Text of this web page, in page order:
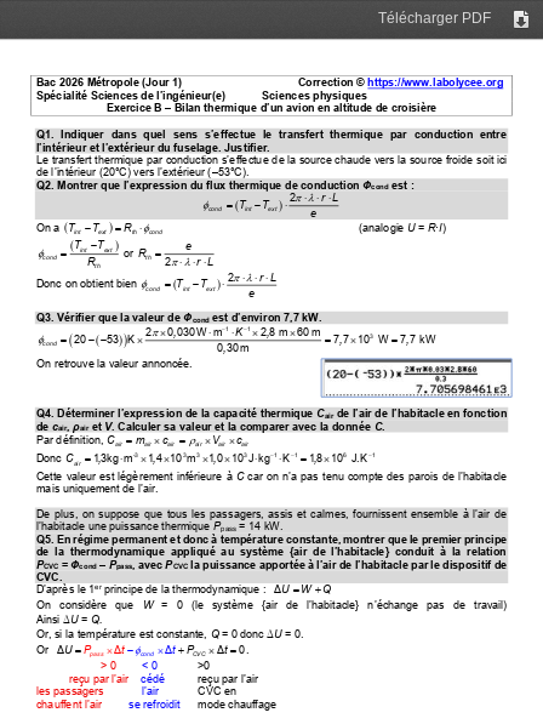
Télécharger PDF
Bac 2026 Métropole (Jour 1) Correction © https://www.labolycee.org
Spécialité Sciences de l’ingénieur(e)
Sciences physiques
Exercice B – Bilan thermique d’un avion en altitude de croisière
Q1.  Indiquer  dans  quel  sens  s’effectue  le  transfert  thermique  par  conduction  entre
l’intérieur et l’extérieur du fuselage. Justifier.
Le transfert thermique par conduction s’effectue de la source chaude vers la source froide soit ici
de l’intérieur (20°C) vers l’extérieur (–53°C).
Q2. Montrer que l’expression du flux thermique de conduction Фcond est :
( ) 2
cond int ext
rL
TT
e


   
=    −    
On a ( )
int ext th cond
T T R 
=    (analogie U = R· I)
( )
int
ext
cond
th
TT
R

−
or
2
th
e
R
rL

   
Donc on obtient bien ( ) 2
cond int ext
rL
TT
e


   
=    −    
Q3. Vérifier que la valeur de Фcond est d’environ 7,7 kW.
( )
( )
11
3
2 0 030W  m 2 8 m   60 m
20 53   K 7 7   10   W    7 7 kW
0 30m
cond
, K ,
,,
,


−−
        
=   − −  =   
On retrouve la valeur annoncée.
Q4. Déterminer l’expression de la capacité thermique Cair de l’air de l’habitacle en fonction
de cair, ρair et V. Calculer sa valeur et la comparer avec la donnée C.
Par définition, 
=       =      
air air air air air air
C m c V
c
Donc
-3 3 3 3 1 1 6 1
1 3kg  m 1 4   10 m 1 0   10  J  kg K 1 8   10   J.K
air
C , , , ,
− − −
=           
       =   
Cette valeur est légèrement inférieure à C car on n’a pas tenu compte des parois de l’habitacle
mais uniquement de l’air.
De plus, on suppose que tous les passagers, assis et calmes, fournissent ensemble à l’air de
l’habitacle une puissance thermique Ppass = 14 kW.
Q5. En régime permanent et donc à température constante, montrer que le premier principe
de  la  thermodynamique  appliqué  au  système  {air  de  l’habitacle}  conduit  à  la  relation
PCVC = Фcond – Ppass , avec PCVC la puissance apportée à l’air de l’habitacle par le dispositif de
CVC.
D’après le 1er principe de la thermodynamique : Δ UWQ
=+
On   considère   que
W =   0   (le   système {air  de  l’habitacle}  n’échange
pas   de   travail)
Ainsi Δ U = Q.
Or, si la température est constante, Q = 0 donc Δ U = 0
Or
Δ Δ 0
Δ Δ
cond
pass CVC
t
Pt
U P t

 +       =

> 0 < 0
>0
reçu par l’air cédé reçu par l’air
les passagers l’air
CVC en
chauffent l’air se refroidit mode chauffage